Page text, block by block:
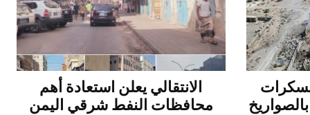
الانتقالي يعلن استعادة أهم
محافظات النفط شرقي اليمن